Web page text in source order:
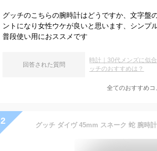
グッチのこちらの腕時計はどうですか、文字盤
ントになり女性ウケが良いと思います、シンプ
普段使い用におススメです
回答された質問
時計｜30代メンズに似
ッチのおすすめは？
全てのおすすめコ
2